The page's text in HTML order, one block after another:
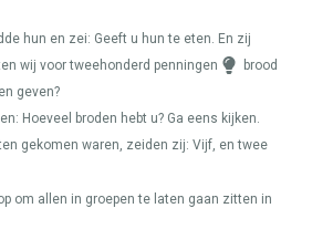
hun en zei: Geeft u hun te eten. En zij
wij voor tweehonderd penningen
brood
geven?
Hoeveel broden hebt u? Ga eens kijken.
gekomen waren, zeiden zij: Vijf, en twee
om allen in groepen te laten gaan zitten in